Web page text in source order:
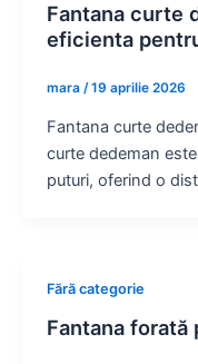
Fantana curte
eficienta
mara /19 aprilie 2026
Fantana curte
curte dedeman
puturi, oferind o
Fără categorie
Fantana forată